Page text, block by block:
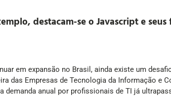
destacam-se o Javascript e
em expansão no Brasil, ainda existe um
das Empresas de Tecnologia da Informação e
anual por profissionais de TI já